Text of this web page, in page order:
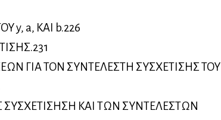
y, a, ΚΑΙ b.226
ΓΙΑ ΤΟΝ ΣΥΝΤΕΛΕΣΤΗ ΣΥΣΧΕΤΙΣΗΣ ΤΟΥ
ΚΑΙ ΤΩΝ ΣΥΝΤΕΛΕΣΤΩΝ